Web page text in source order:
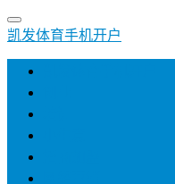
凯发体育手机开户